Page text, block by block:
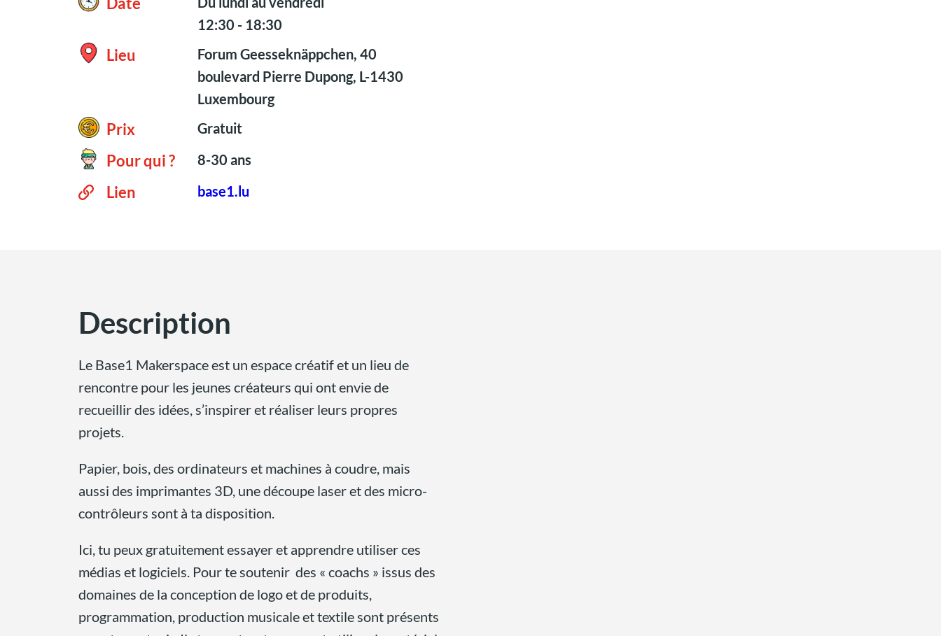
12:30 - 18:30
Lieu
Forum Geesseknäppchen, 40
boulevard Pierre Dupong, L-1430
Luxembourg
Prix Gratuit
Pour qui ? 8-30 ans
Lien base1.lu
Description
Le Base1 Makerspace est un espace créatif et un lieu de
rencontre pour les jeunes créateurs qui ont envie de
recueillir des idées, s’inspirer et réaliser leurs propres
projets.
Papier, bois, des ordinateurs et machines à coudre, mais
aussi des imprimantes 3D, une découpe laser et des micro-
contrôleurs sont à ta disposition.
Ici, tu peux gratuitement essayer et apprendre utiliser ces
médias et logiciels. Pour te soutenir des « coachs » issus des
domaines de la conception de logo et de produits,
programmation, production musicale et textile sont présents